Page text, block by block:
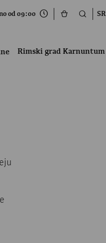
od 09:00 SR
Rimski grad Karnuntum